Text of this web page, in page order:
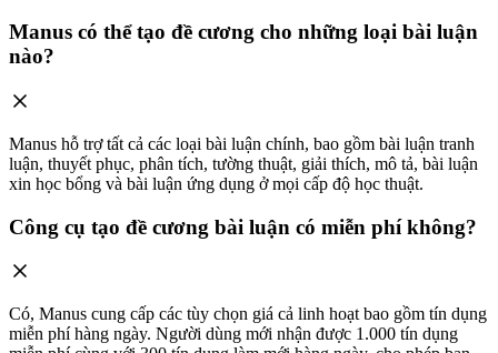
Manus có thể tạo đề cương cho những loại bài luận
nào?
Manus hỗ trợ tất cả các loại bài luận chính, bao gồm bài luận tranh
luận, thuyết phục, phân tích, tường thuật, giải thích, mô tả, bài luận
xin học bổng và bài luận ứng dụng ở mọi cấp độ học thuật.
Công cụ tạo đề cương bài luận có miễn phí không?
Có, Manus cung cấp các tùy chọn giá cả linh hoạt bao gồm tín dụng
miễn phí hàng ngày. Người dùng mới nhận được 1.000 tín dụng